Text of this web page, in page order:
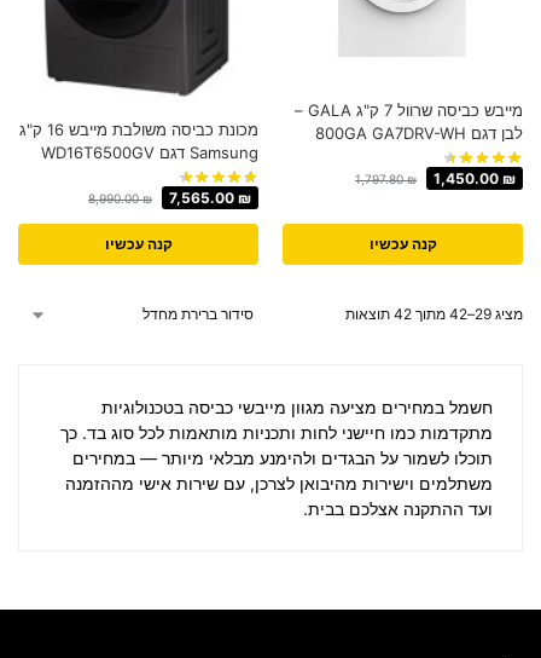
מייבש כביסה שרוול 7 ק"ג GALA –
לבן דגם 800GA GA7DRV-WH
1,797.80₪ 1,450.00 ₪
קנה עכשיו
מכונת כביסה משולבת מייבש 16 ק"ג
Samsung דגם WD16T6500GV
8,990.00₪ 7,565.00 ₪
קנה עכשיו
מציג 29–42 מתוך 42 תוצאות
חשמל במחירים מציעה מגוון מייבשי כביסה בטכנולוגיות
מתקדמות כמו חיישני לחות ותכניות מותאמות לכל סוג בד. כך
תוכלו לשמור על הבגדים ולהימנע מבלאי מיותר — במחירים
משתלמים וישירות מהיבואן לצרכן, עם שירות אישי מההזמנה
ועד ההתקנה אצלכם בבית.